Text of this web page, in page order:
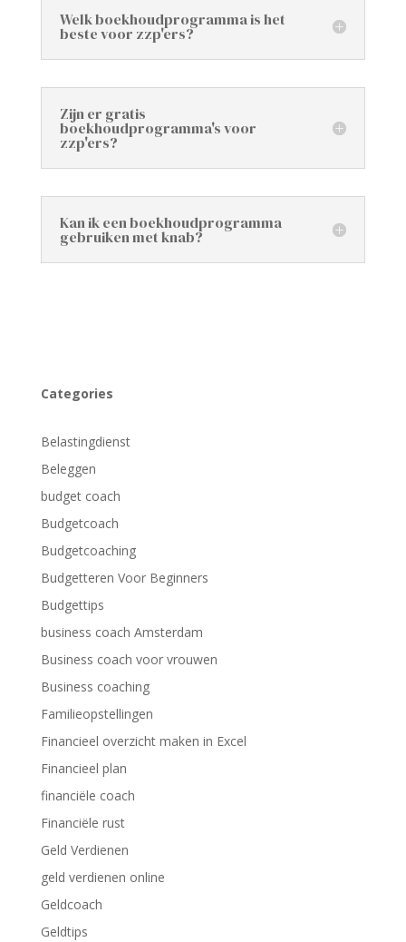
Welk boekhoudprogramma is het
beste voor zzp'ers?
Zijn er gratis
boekhoudprogramma's voor
zzp'ers?
Kan ik een boekhoudprogramma
gebruiken met knab?
Categories
Belastingdienst
Beleggen
budget coach
Budgetcoach
Budgetcoaching
Budgetteren Voor Beginners
Budgettips
business coach Amsterdam
Business coach voor vrouwen
Business coaching
Familieopstellingen
Financieel overzicht maken in Excel
Financieel plan
financiële coach
Financiële rust
Geld Verdienen
geld verdienen online
Geldcoach
Geldtips